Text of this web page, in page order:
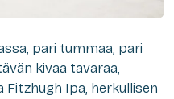
pari tummaa, pari
kivaa tavaraa,
Fitzhugh Ipa, herkullisen